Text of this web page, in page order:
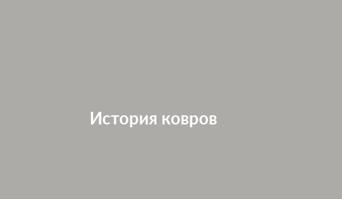
История ковров